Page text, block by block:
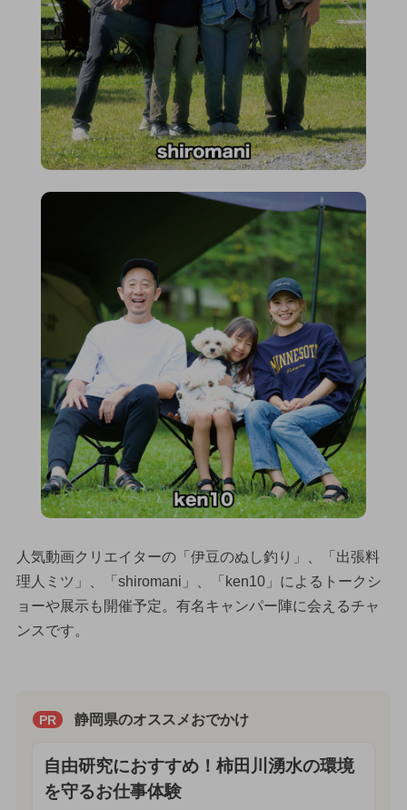
人気動画クリエイターの「伊豆のぬし釣り」、「出張料
理人ミツ」、「shiromani」、「ken10」によるトークシ
ョーや展示も開催予定。有名キャンパー陣に会えるチャ
ンスです。
PR 静岡県のオススメおでかけ
自由研究におすすめ！柿田川湧水の環境
を守るお仕事体験